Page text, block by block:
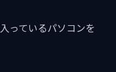
っているパソコンを